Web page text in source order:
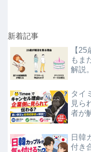
新着記事
【
もま
解説。
タイ
見ら
者が
日韓
付き